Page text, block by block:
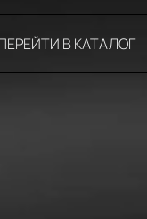
В КАТАЛОГ